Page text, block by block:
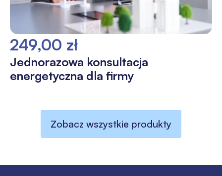
249,00 zł
Jednorazowa konsultacja
energetyczna dla firmy
Zobacz wszystkie produkty